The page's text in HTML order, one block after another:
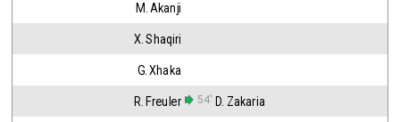
M. Akanji
X. Shaqiri
G. Xhaka
R. Freuler 54' D. Zakaria